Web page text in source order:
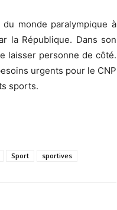
monde paralympique à
la République. Dans son
laisser personne de côté.
urgents pour le CNP
sports.
Sport sportives